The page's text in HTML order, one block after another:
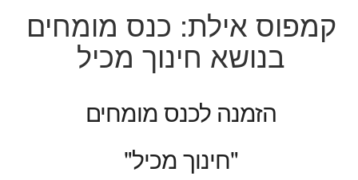
קמפוס אילת: כנס מומחים
בנושא חינוך מכיל
הזמנה לכנס מומחים
"חינוך מכיל"